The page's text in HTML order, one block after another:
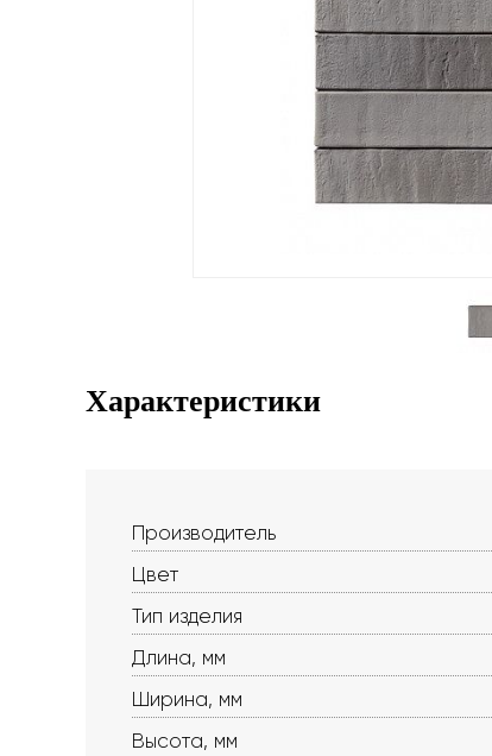
Характеристики
Производитель
Цвет
Тип изделия
Длина, мм
Ширина, мм
Высота, мм